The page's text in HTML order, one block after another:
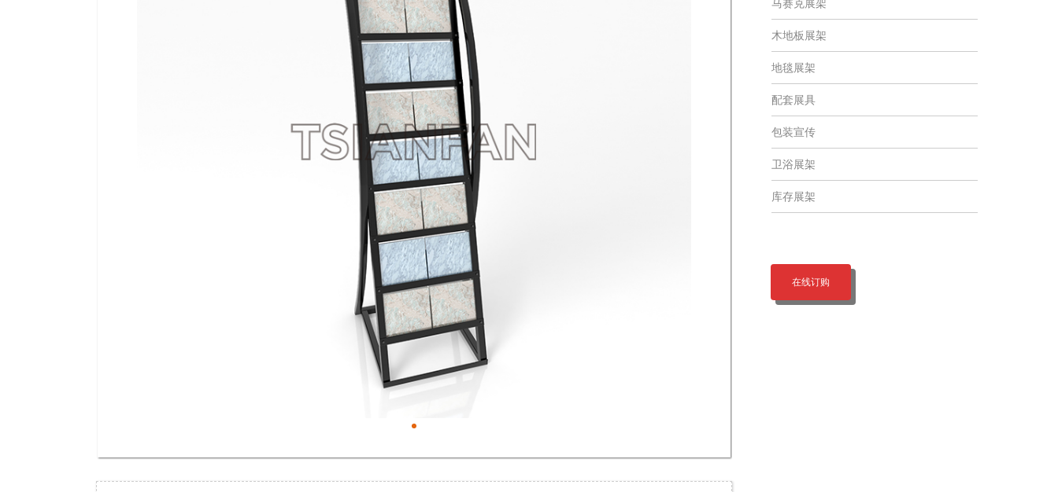
木地板展架
地毯展架
配套展具
包装宣传
卫浴展架
库存展架
在线订购